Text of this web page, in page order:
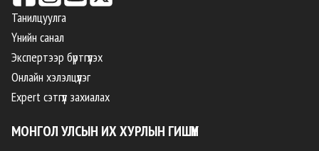
Танилцуулга
Үнийн санал
Экспертээр бүртгүүлэх
Онлайн хэлэлцүүлэг
Expert сэтгүүл захиалах
МОНГОЛ УЛСЫН ИХ ХУРЛЫН ГИШҮҮН